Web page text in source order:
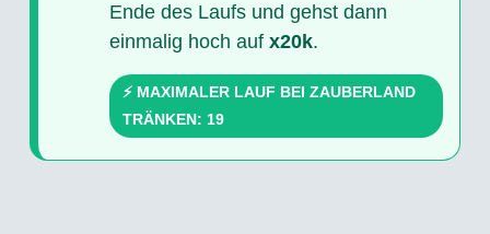
Ende des Laufs und gehst dann
einmalig hoch auf x20k.
⚡ MAXIMALER LAUF BEI ZAUBERLAND
TRÄNKEN: 19